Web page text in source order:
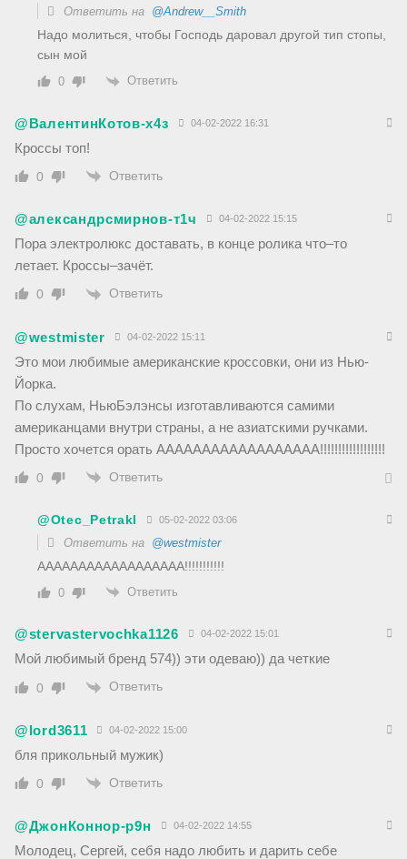
Ответить на @Andrew__Smith
Надо молиться, чтобы Господь даровал другой тип стопы,
сын мой
0 Ответить
@ВалентинКотов-х4з 04-02-2022 16:31
Кроссы топ!
0 Ответить
@александрсмирнов-т1ч 04-02-2022 15:15
Пора электролюкс доставать, в конце ролика что–то
летает. Кроссы–зачёт.
0 Ответить
@westmister 04-02-2022 15:11
Это мои любимые американские кроссовки, они из Нью-
Йорка.
По слухам, НьюБэлэнсы изготавливаются самими
американцами внутри страны, а не азиатскими ручками.
Просто хочется орать АААААААААААААААААА!!!!!!!!!!!!!!!!!!
0 Ответить
@Otec_Petrakl 05-02-2022 03:06
Ответить на @westmister
АААААААААААААААААА!!!!!!!!!!!
0 Ответить
@stervastervochka1126 04-02-2022 15:01
Мой любимый бренд 574)) эти одеваю)) да четкие
0 Ответить
@lord3611 04-02-2022 15:00
бля прикольный мужик)
0 Ответить
@ДжонКоннор-р9н 04-02-2022 14:55
Молодец, Сергей, себя надо любить и дарить себе